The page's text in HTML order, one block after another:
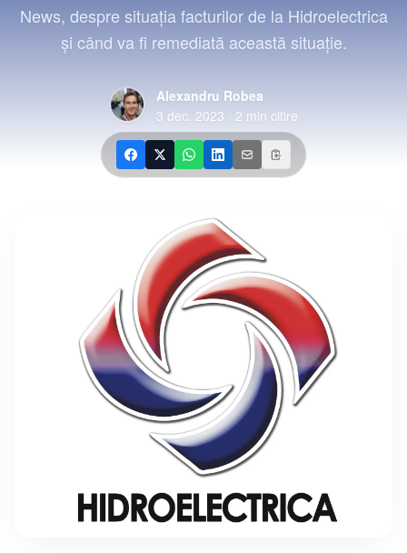
News, despre situaţia facturilor de la Hidroelectrica
şi când va fi remediată această situaţie.
Alexandru Robea
3 dec. 2023 · 2 min citire